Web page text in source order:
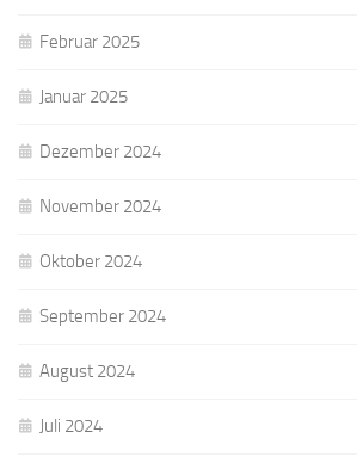
Februar 2025
Januar 2025
Dezember 2024
November 2024
Oktober 2024
September 2024
August 2024
Juli 2024